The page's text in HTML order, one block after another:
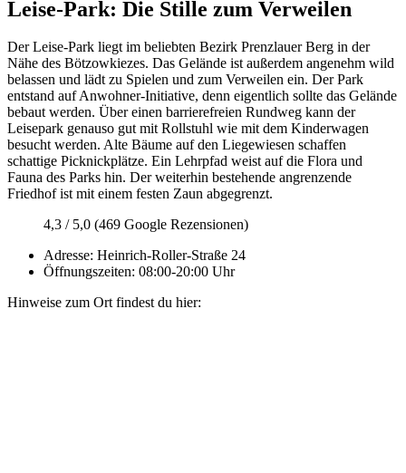
Leise-Park: Die Stille zum Verweilen
Der Leise-Park liegt im beliebten Bezirk Prenzlauer Berg in der
Nähe des Bötzowkiezes. Das Gelände ist außerdem angenehm wild
belassen und lädt zu Spielen und zum Verweilen ein. Der Park
entstand auf Anwohner-Initiative, denn eigentlich sollte das Gelände
bebaut werden. Über einen barrierefreien Rundweg kann der
Leisepark genauso gut mit Rollstuhl wie mit dem Kinderwagen
besucht werden. Alte Bäume auf den Liegewiesen schaffen
schattige Picknickplätze. Ein Lehrpfad weist auf die Flora und
Fauna des Parks hin. Der weiterhin bestehende angrenzende
Friedhof ist mit einem festen Zaun abgegrenzt.
4,3 / 5,0 (469 Google Rezensionen)
Adresse: Heinrich-Roller-Straße 24
Öffnungszeiten: 08:00-20:00 Uhr
Hinweise zum Ort findest du hier: